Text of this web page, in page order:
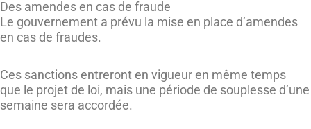
Des amendes en cas de fraude
Le gouvernement a prévu la mise en place d’amendes
en cas de fraudes.
Ces sanctions entreront en vigueur en même temps
que le projet de loi, mais une période de souplesse d’une
semaine sera accordée.